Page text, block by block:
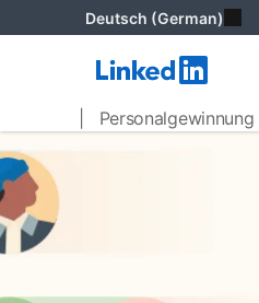
Deutsch (German)
| Personalgewinnung